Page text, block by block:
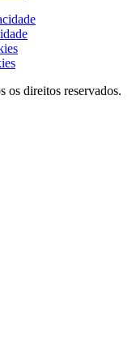
os direitos reservados.